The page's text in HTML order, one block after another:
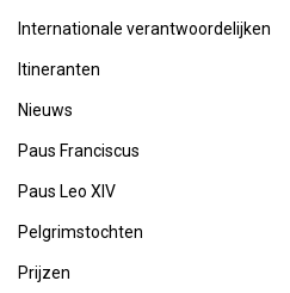
Internationale verantwoordelijken
Itineranten
Nieuws
Paus Franciscus
Paus Leo XIV
Pelgrimstochten
Prijzen